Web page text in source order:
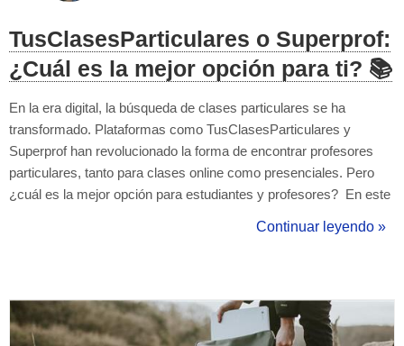
TusClasesParticulares o Superprof:
¿Cuál es la mejor opción para ti? 📚
En la era digital, la búsqueda de clases particulares se ha
transformado. Plataformas como TusClasesParticulares y
Superprof han revolucionado la forma de encontrar profesores
particulares, tanto para clases online como presenciales. Pero
¿cuál es la mejor opción para estudiantes y profesores? En este
TusClasesParticulares y Superprof para que tomes la mejor
Continuar leyendo »